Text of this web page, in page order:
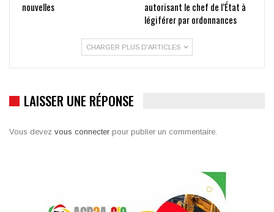
nouvelles
autorisant le chef de l’État à
légiférer par ordonnances
CHARGER PLUS D'ARTICLES
LAISSER UNE RÉPONSE
Vous devez vous connecter pour publier un commentaire.